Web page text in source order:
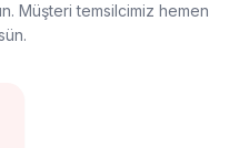
Müşteri temsilcimiz hemen